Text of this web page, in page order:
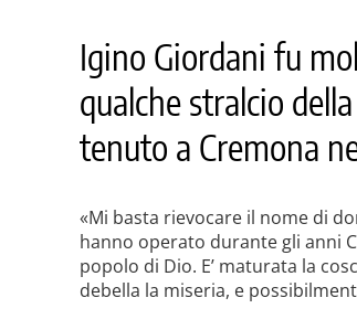
Igino Giordani fu
qualche stralcio
tenuto a Cremona
«Mi basta rievocare il nome di
hanno operato durante gli anni
popolo di Dio. E’ maturata la
debella la miseria, e